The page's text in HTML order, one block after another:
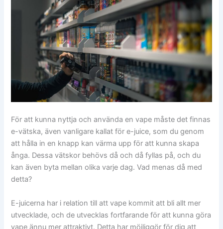
För att kunna nyttja och använda en vape måste det finnas
e-vätska, även vanligare kallat för e-juice, som du genom
att hålla in en knapp kan värma upp för att kunna skapa
ånga. Dessa vätskor behövs då och då fyllas på, och du
kan även byta mellan olika varje dag. Vad menas då med
detta?
E-juicerna har i relation till att vape kommit att bli allt mer
utvecklade, och de utvecklas fortfarande för att kunna göra
vape ännu mer attraktivt. Detta har möjliggör för dig att